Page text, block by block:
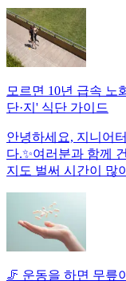
모르면 10년 급속 노
단·지' 식단 가이드
안녕하세요, 지니어
다.✨여러분과 함께
지도 벌써 시간이 많
🦵 운동을 하면 무릎